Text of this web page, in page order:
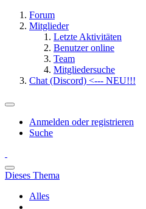
Forum
Mitglieder
Letzte Aktivitäten
Benutzer online
Team
Mitgliedersuche
Chat (Discord) <--- NEU!!!
Anmelden oder registrieren
Suche
Dieses Thema
Alles